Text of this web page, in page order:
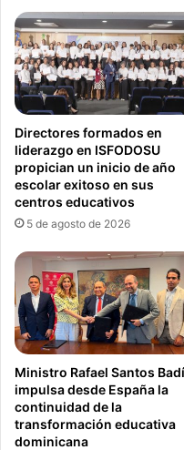
Directores formados en
liderazgo en ISFODOSU
propician un inicio de año
escolar exitoso en sus
centros educativos
5 de agosto de 2026
Ministro Rafael Santos
impulsa desde España la
continuidad de la
transformación educativa
dominicana